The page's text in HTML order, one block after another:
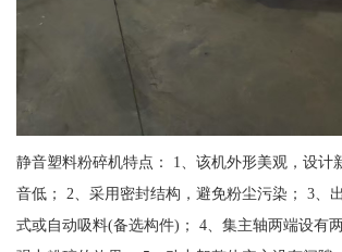
静音塑料粉碎机特点： 1、该机外形美观，设计
音低； 2、采用密封结构，避免粉尘污染； 3、
式或自动吸料(备选构件)； 4、集主轴两端设有